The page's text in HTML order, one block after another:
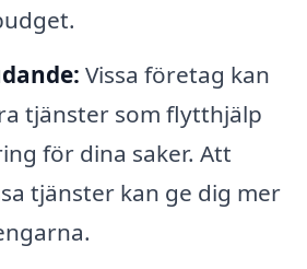
Vissa företag kan
tjänster som flytthjälp
för dina saker. Att
tjänster kan ge dig mer